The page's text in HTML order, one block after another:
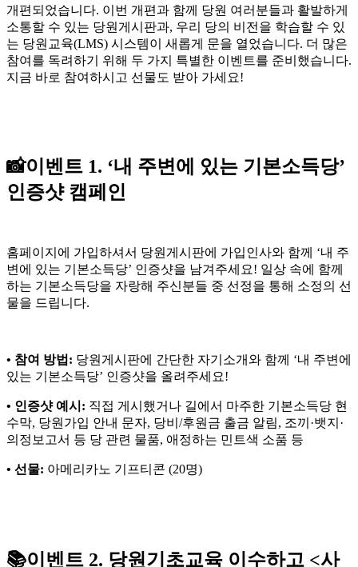
개편되었습니다. 이번 개편과 함께 당원 여러분들과 활발하게
소통할 수 있는 당원게시판과, 우리 당의 비전을 학습할 수 있
는 당원교육(LMS) 시스템이 새롭게 문을 열었습니다. 더 많은
참여를 독려하기 위해 두 가지 특별한 이벤트를 준비했습니다.
지금 바로 참여하시고 선물도 받아 가세요!
📸이벤트 1. ‘내 주변에 있는 기본소득당’
인증샷 캠페인
홈페이지에 가입하셔서 당원게시판에 가입인사와 함께 ‘내 주
변에 있는 기본소득당’ 인증샷을 남겨주세요! 일상 속에 함께
하는 기본소득당을 자랑해 주신분들 중 선정을 통해 소정의 선
물을 드립니다.
• 참여 방법: 당원게시판에 간단한 자기소개와 함께 ‘내 주변에
있는 기본소득당’ 인증샷을 올려주세요!
• 인증샷 예시: 직접 게시했거나 길에서 마주한 기본소득당 현
수막, 당원가입 안내 문자, 당비/후원금 출금 알림, 조끼·뱃지·
의정보고서 등 당 관련 물품, 애정하는 민트색 소품 등
• 선물: 아메리카노 기프티콘 (20명)
📚이벤트 2. 당원기초교육 이수하고 <사